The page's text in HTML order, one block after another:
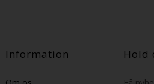
Information Hold